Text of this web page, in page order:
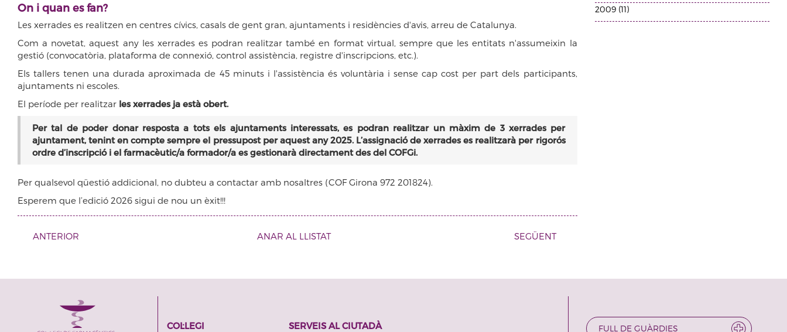
On i quan es fan?
Les xerrades es realitzen en centres cívics, casals de gent gran, ajuntaments i residències d'avis, arreu de Catalunya.
Com a novetat, aquest any les xerrades es podran realitzar també en format virtual, sempre que les entitats n'assumeixin la
gestió (convocatòria, plataforma de connexió, control assistència, registre d'inscripcions, etc.).
Els tallers tenen una durada aproximada de 45 minuts i l'assistència és voluntària i sense cap cost per part dels participants,
ajuntaments ni escoles.
El període per realitzar les xerrades ja està obert.
Per tal de poder donar resposta a tots els ajuntaments interessats, es podran realitzar un màxim de 3 xerrades per
ajuntament, tenint en compte sempre el pressupost per aquest any 2025. L’assignació de xerrades es realitzarà per rigorós
ordre d’inscripció i el farmacèutic/a formador/a es gestionarà directament des del COFGi.
Per qualsevol qüestió addicional, no dubteu a contactar amb nosaltres (COF Girona 972 201824).
Esperem que l’edició 2026 sigui de nou un èxit!!!
ANTERIOR ANAR AL LLISTAT SEGÜENT
2009 (11)
COL·LEGI SERVEIS AL CIUTADÀ FULL DE GUÀRDIES